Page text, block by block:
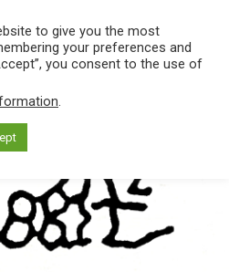
THE
OF THE
RABBIT
de
to give you the most
your preferences and
you consent to the use of
.